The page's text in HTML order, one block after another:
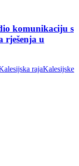
komunikaciju s
rješenja u
rajaKalesijske